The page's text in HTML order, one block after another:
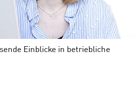
Einblicke in betriebliche